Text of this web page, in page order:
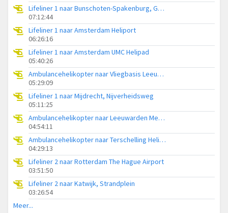
Lifeliner 1 naar Bunschoten-Spakenburg, Gasthuisweg
07:12:44
Lifeliner 1 naar Amsterdam Heliport
06:26:16
Lifeliner 1 naar Amsterdam UMC Helipad
05:40:26
Ambulancehelikopter naar Vliegbasis Leeuwarden
05:29:09
Lifeliner 1 naar Mijdrecht, Nijverheidsweg
05:11:25
Ambulancehelikopter naar Leeuwarden Medical Center Heliport
04:54:11
Ambulancehelikopter naar Terschelling Heliport
04:29:13
Lifeliner 2 naar Rotterdam The Hague Airport
03:51:50
Lifeliner 2 naar Katwijk, Strandplein
03:26:54
Meer...